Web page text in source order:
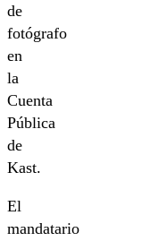
de
fotógrafo
en
la
Cuenta
Pública
de
Kast.
El
mandatario